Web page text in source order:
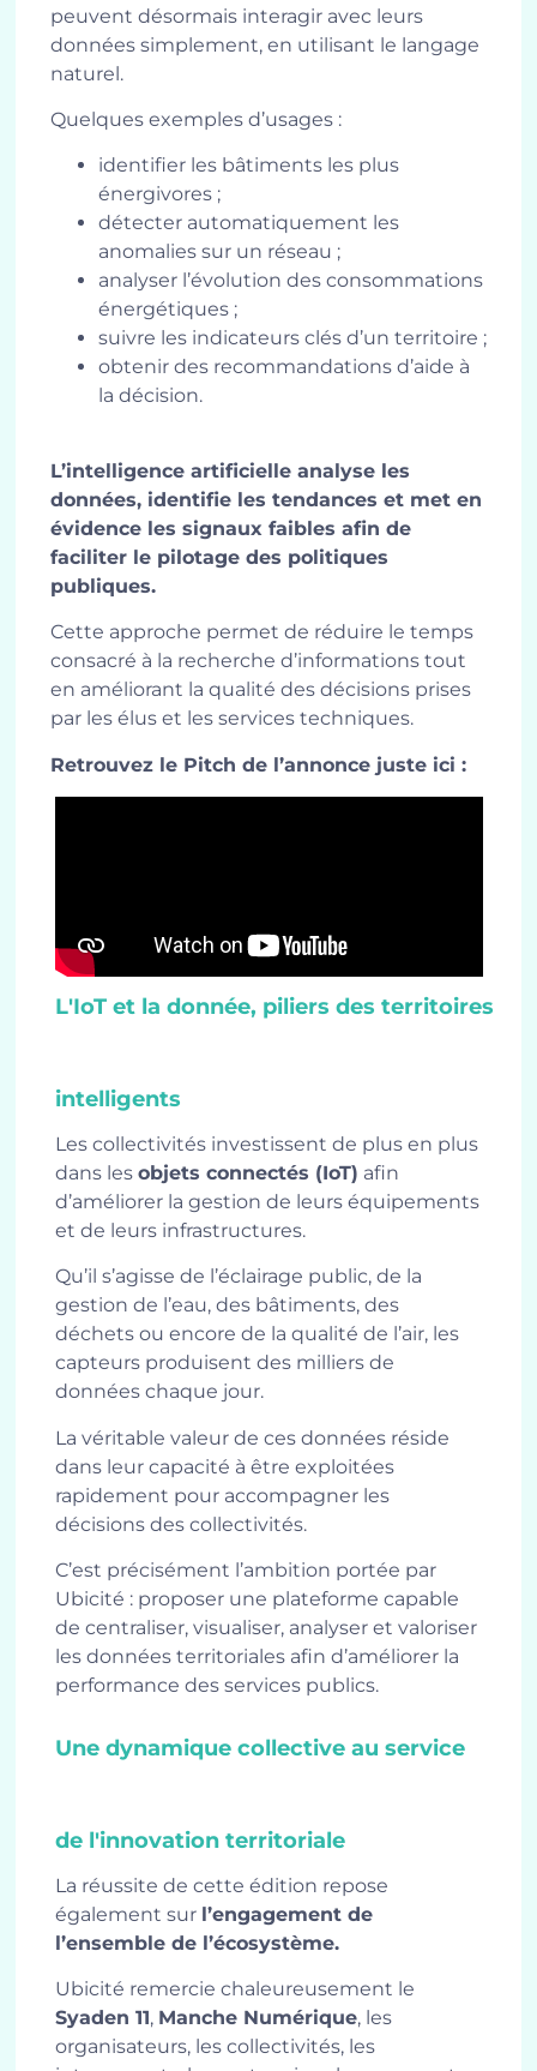
peuvent désormais interagir avec leurs
données simplement, en utilisant le langage
naturel.
Quelques exemples d’usages :
identifier les bâtiments les plus
énergivores ;
détecter automatiquement les
anomalies sur un réseau ;
analyser l’évolution des consommations
énergétiques ;
suivre les indicateurs clés d’un territoire ;
obtenir des recommandations d’aide à
la décision.
L’intelligence artificielle analyse les
données, identifie les tendances et met en
évidence les signaux faibles afin de
faciliter le pilotage des politiques
publiques.
Cette approche permet de réduire le temps
consacré à la recherche d’informations tout
en améliorant la qualité des décisions prises
par les élus et les services techniques.
Retrouvez le Pitch de l’annonce juste ici :
L'IoT et la donnée, piliers des territoires
intelligents
Les collectivités investissent de plus en plus
dans les objets connectés (IoT) afin
d’améliorer la gestion de leurs équipements
et de leurs infrastructures.
Qu’il s’agisse de l’éclairage public, de la
gestion de l’eau, des bâtiments, des
déchets ou encore de la qualité de l’air, les
capteurs produisent des milliers de
données chaque jour.
La véritable valeur de ces données réside
dans leur capacité à être exploitées
rapidement pour accompagner les
décisions des collectivités.
C’est précisément l’ambition portée par
Ubicité : proposer une plateforme capable
de centraliser, visualiser, analyser et valoriser
les données territoriales afin d’améliorer la
performance des services publics.
Une dynamique collective au service
de l'innovation territoriale
La réussite de cette édition repose
également sur l’engagement de
l’ensemble de l’écosystème.
Ubicité remercie chaleureusement le
Syaden 11, Manche Numérique, les
organisateurs, les collectivités, les